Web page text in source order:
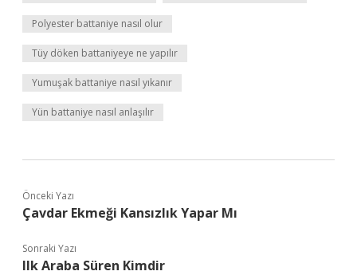
Polyester battaniye nasıl olur
Tüy döken battaniyeye ne yapılır
Yumuşak battaniye nasıl yıkanır
Yün battaniye nasıl anlaşılır
Önceki Yazı
Çavdar Ekmeği Kansızlık Yapar Mı
Sonraki Yazı
Ilk Araba Süren Kimdir